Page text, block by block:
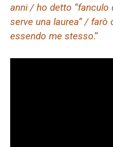
anni / ho detto “fanculo
serve una laurea” / farò
essendo me stesso.”